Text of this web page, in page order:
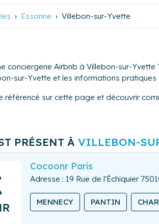
Essonne Villebon-sur-Yvette
conciergerie Airbnb à Villebon-sur-
sur-Yvette et les informations pratiques
référencé sur cette page et découvrir
PRÉSENT À VILLEBON-
Cocoonr Paris
Adresse : 19 Rue de l'Échiquier
MENNECY PANTIN